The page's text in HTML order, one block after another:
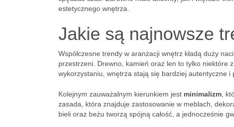
estetycznego wnętrza.
Jakie są najnowsze
Współczesne trendy w aranżacji wnętrz kładą duży
przestrzeni. Drewno, kamień oraz len to tylko niektóre
wykorzystaniu, wnętrza stają się bardziej autentyczne i
Kolejnym zauważalnym kierunkiem jest minimalizm ,
zasada, która znajduje zastosowanie w meblach,
bieli oraz beżu tworzą spójną całość, a jednocześnie